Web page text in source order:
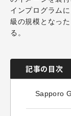
インプログラム
級の規模となっ
る。
記事の目次
Sapporo